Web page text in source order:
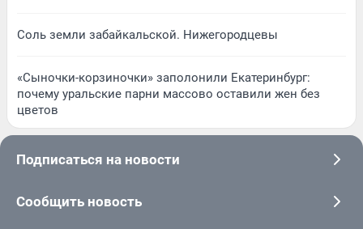
Соль земли забайкальской. Нижегородцевы
«Сыночки-корзиночки» заполонили Екатеринбург:
почему уральские парни массово оставили жен без
цветов
Подписаться на новости
Сообщить новость